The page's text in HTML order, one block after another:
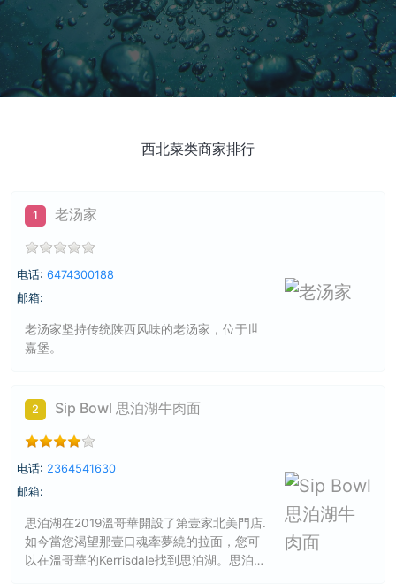
西北菜类商家排行
1 老汤家
电话: 6474300188
邮箱:
老汤家坚持传统陕西风味的老汤家，位于世
嘉堡。
2 Sip Bowl 思泊湖牛肉面
电话: 2364541630
邮箱:
思泊湖在2019溫哥華開設了第壹家北美門店.
如今當您渴望那壹口魂牽夢繞的拉面，您可
以在溫哥華的Kerrisdale找到思泊湖。思泊湖